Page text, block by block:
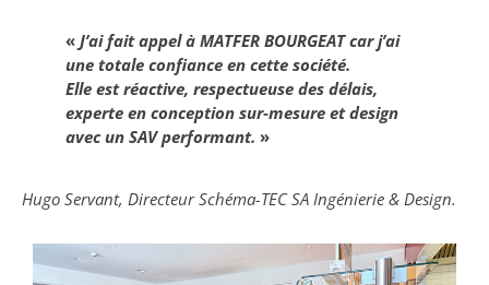
« J’ai fait appel à MATFER BOURGEAT car j’ai
une totale confiance en cette société.
Elle est réactive, respectueuse des délais,
experte en conception sur‑mesure et design
avec un SAV performant. »
Hugo Servant, Directeur Schéma-TEC SA Ingénierie & Design.